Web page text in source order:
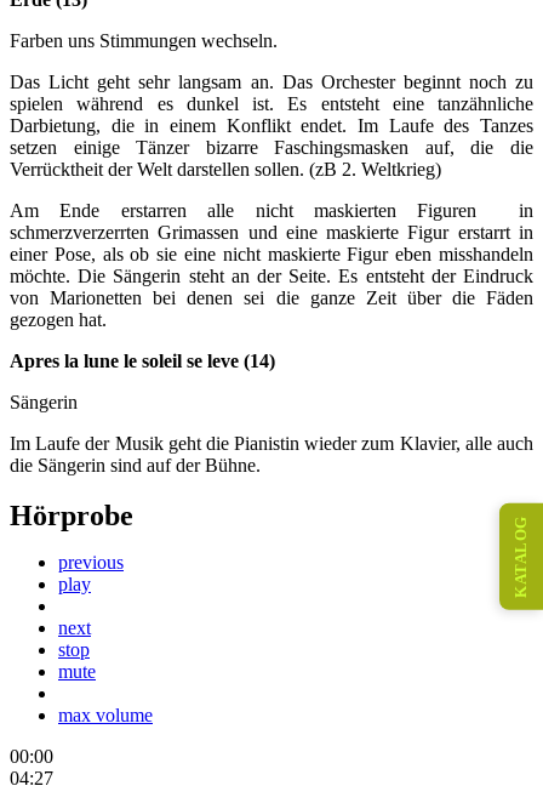
Farben uns Stimmungen wechseln.
Das Licht geht sehr langsam an. Das Orchester beginnt noch zu
spielen während es dunkel ist. Es entsteht eine tanzähnliche
Darbietung, die in einem Konflikt endet. Im Laufe des Tanzes
setzen einige Tänzer bizarre Faschingsmasken auf, die die
Verrücktheit der Welt darstellen sollen. (zB 2. Weltkrieg)
Am Ende erstarren alle nicht maskierten Figuren in
schmerzverzerrten Grimassen und eine maskierte Figur erstarrt in
einer Pose, als ob sie eine nicht maskierte Figur eben misshandeln
möchte. Die Sängerin steht an der Seite. Es entsteht der Eindruck
von Marionetten bei denen sei die ganze Zeit über die Fäden
gezogen hat.
Apres la lune le soleil se leve (14)
Sängerin
Im Laufe der Musik geht die Pianistin wieder zum Klavier, alle auch
die Sängerin sind auf der Bühne.
Hörprobe
previous
play
next
stop
mute
max volume
00:00
04:27
KATALOG